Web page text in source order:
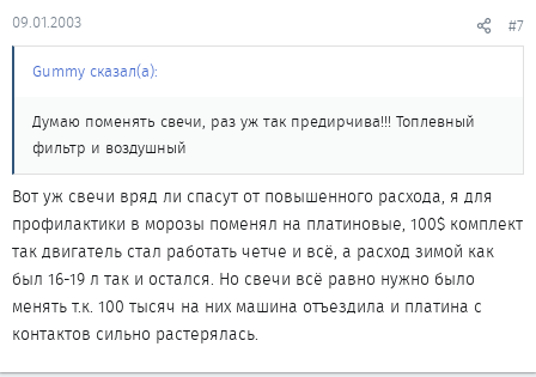
09.01.2003 #7
Gummy сказал(а):
Думаю поменять свечи, раз уж так предирчива!!! Топлевный
фильтр и воздушный
Вот уж свечи вряд ли спасут от повышенного расхода, я для
профилактики в морозы поменял на платиновые, 100$ комплект
так двигатель стал работать четче и всё, а расход зимой как
был 16-19 л так и остался. Но свечи всё равно нужно было
менять т.к. 100 тысяч на них машина отъездила и платина с
контактов сильно растерялась.